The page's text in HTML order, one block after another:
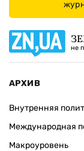
не
АРХИВ
Внутренняя
Международная
Макроуровень